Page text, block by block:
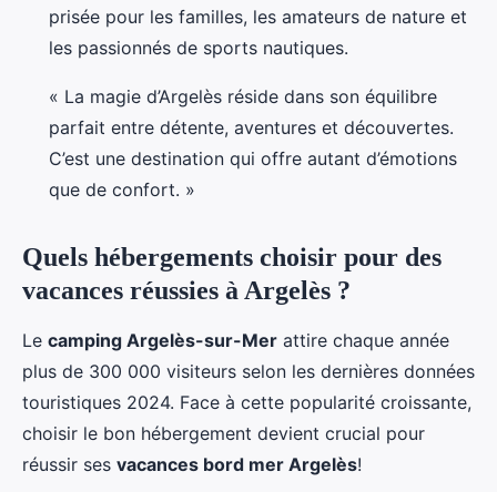
prisée pour les familles, les amateurs de nature et
les passionnés de sports nautiques.
« La magie d’Argelès réside dans son équilibre
parfait entre détente, aventures et découvertes.
C’est une destination qui offre autant d’émotions
que de confort. »
Quels hébergements choisir pour des
vacances réussies à Argelès ?
Le camping Argelès-sur-Mer attire chaque année
plus de 300 000 visiteurs selon les dernières données
touristiques 2024. Face à cette popularité croissante,
choisir le bon hébergement devient crucial pour
réussir ses vacances bord mer Argelès!